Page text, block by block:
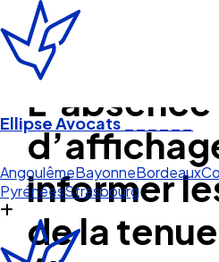
Ellipse Avocats ______
Angoulême
AngoulêmeBayonneBordeaux
Pyrénées
L’absence
informer
de la